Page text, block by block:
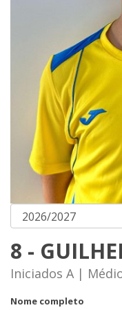
8 -
Iniciados A |
Nome completo